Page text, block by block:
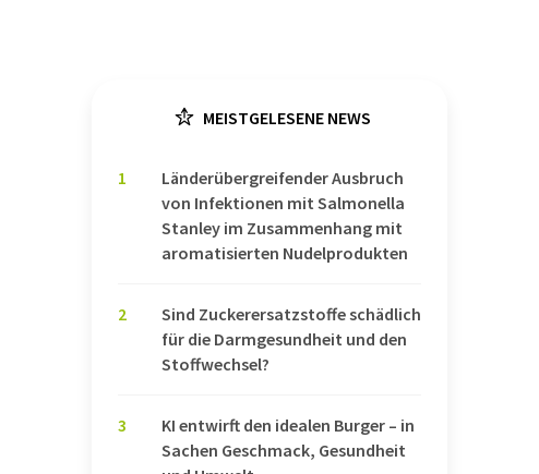
MEISTGELESENE NEWS
1
Länderübergreifender Ausbruch
von Infektionen mit Salmonella
Stanley im Zusammenhang mit
aromatisierten Nudelprodukten
2
Sind Zuckerersatzstoffe schädlich
für die Darmgesundheit und den
Stoffwechsel?
3
KI entwirft den idealen Burger – in
Sachen Geschmack, Gesundheit